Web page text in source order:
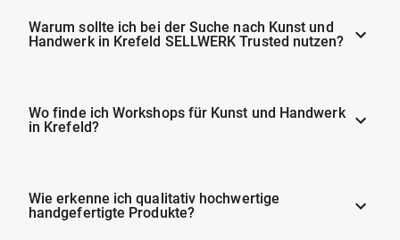
Warum sollte ich bei der Suche nach Kunst und
Handwerk in Krefeld SELLWERK Trusted nutzen?
Wo finde ich Workshops für Kunst und Handwerk
in Krefeld?
Wie erkenne ich qualitativ hochwertige
handgefertigte Produkte?